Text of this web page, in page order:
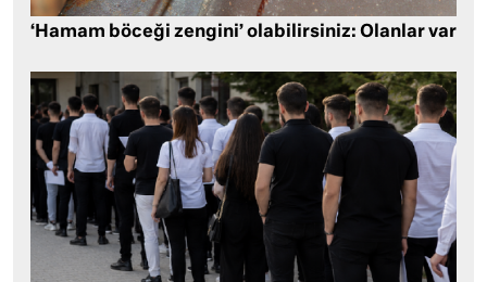
‘Hamam böceği zengini’ olabilirsiniz: Olanlar var